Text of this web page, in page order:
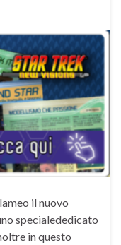
il nuovo
specialededicato
in questo